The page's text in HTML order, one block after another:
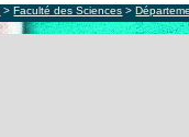
>Faculté des Sciences >